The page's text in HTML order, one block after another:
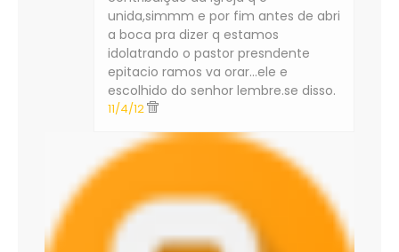
unida,simmm e por fim antes de abri
a boca pra dizer q estamos
idolatrando o pastor presndente
epitacio ramos va orar...ele e
escolhido do senhor lembre.se disso.
11/4/12